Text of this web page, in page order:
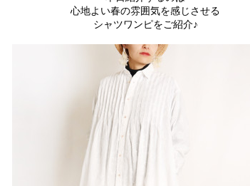
心地よい春の雰囲気を感じさせる
シャツワンピをご紹介♪